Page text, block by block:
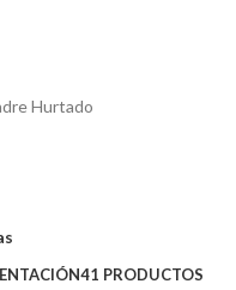
Hurtado
41 PRODUCTOS